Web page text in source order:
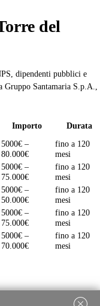
del
dipendenti pubblici e
Santamaria S.p.A.,
Importo Durata
5000€ –
80.000€
fino a 120
mesi
5000€ –
75.000€
fino a 120
mesi
5000€ –
50.000€
fino a 120
mesi
5000€ –
75.000€
fino a 120
mesi
5000€ –
70.000€
fino a 120
mesi